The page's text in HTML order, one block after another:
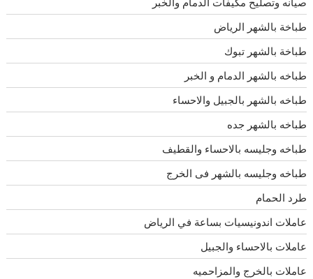
طباخة بالشهر الرياض
طباخة بالشهر تبوك
طباخه بالشهر الدمام و الخبر
طباخه بالشهر بالجبيل والاحساء
طباخه بالشهر جده
طباخه وجليسه بالاحساء والقطيف
طباخه وجليسه بالشهر فى الخرج
طرد الحمام
عاملات اندونيسيات بساعة في الرياض
عاملات بالاحساء والجبيل
عاملات بالخرج والمزاحميه